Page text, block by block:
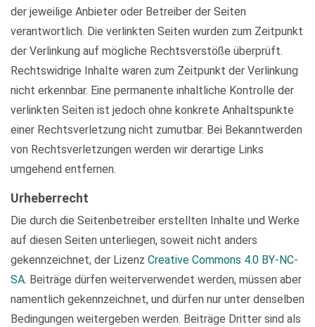
der jeweilige Anbieter oder Betreiber der Seiten
verantwortlich. Die verlinkten Seiten wurden zum Zeitpunkt
der Verlinkung auf mögliche Rechtsverstöße überprüft.
Rechtswidrige Inhalte waren zum Zeitpunkt der Verlinkung
nicht erkennbar. Eine permanente inhaltliche Kontrolle der
verlinkten Seiten ist jedoch ohne konkrete Anhaltspunkte
einer Rechtsverletzung nicht zumutbar. Bei Bekanntwerden
von Rechtsverletzungen werden wir derartige Links
umgehend entfernen.
Urheberrecht
Die durch die Seitenbetreiber erstellten Inhalte und Werke
auf diesen Seiten unterliegen, soweit nicht anders
gekennzeichnet, der Lizenz Creative Commons 4.0 BY-NC-
SA. Beiträge dürfen weiterverwendet werden, müssen aber
namentlich gekennzeichnet, und dürfen nur unter denselben
Bedingungen weitergeben werden. Beiträge Dritter sind als